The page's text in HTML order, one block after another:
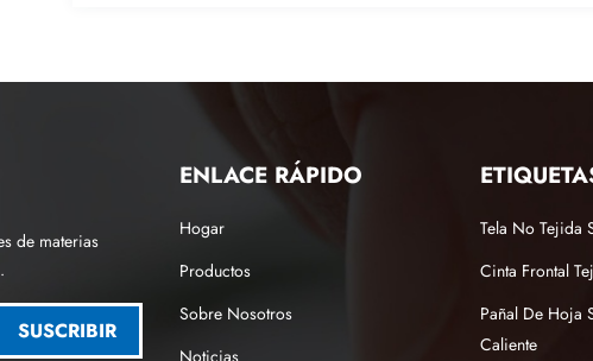
de materias
SUSCRIBIR
ENLACE RÁPIDO
Hogar
Productos
Sobre Nosotros
Tela No Tejida
Cinta Frontal
Pañal De Hoja
Caliente